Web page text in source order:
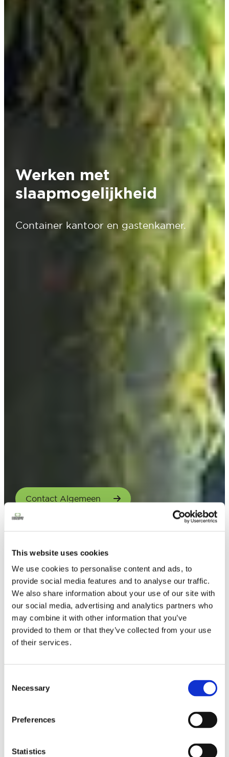
This website uses cookies
We use cookies to personalise content and ads, to
provide social media features and to analyse our traffic.
We also share information about your use of our site with
our social media, advertising and analytics partners who
may combine it with other information that you’ve
provided to them or that they’ve collected from your use
of their services.
Selection
Necessary
Preferences
Statistics
Werken met
slaapmogelijkheid
Container kantoor en gastenkamer.
Contact Algemeen
Ons portfolio